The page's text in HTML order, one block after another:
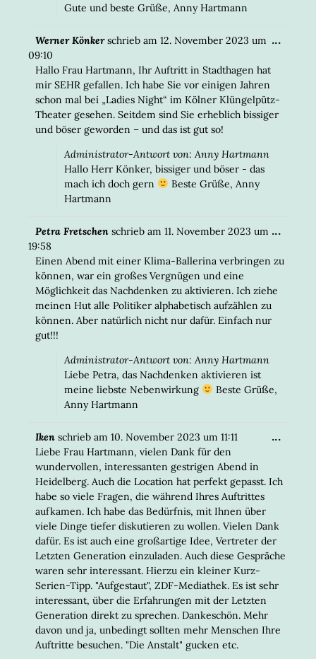
Gute und beste Grüße, Anny Hartmann
Werner Könkerschrieb am 12. November 2023 um
09:10
Hallo Frau Hartmann, Ihr Auftritt in Stadthagen hat
mir SEHR gefallen. Ich habe Sie vor einigen Jahren
schon mal bei „Ladies Night“ im Kölner Klüngelpütz-
Theater gesehen. Seitdem sind Sie erheblich bissiger
und böser geworden – und das ist gut so!
Administrator-Antwort von: Anny Hartmann
Hallo Herr Könker, bissiger und böser - das
mach ich doch gern
Beste Grüße, Anny
Hartmann
...DIESE
Petra Fretschen schrieb am 11. November 2023 um
19:58
Einen Abend mit einer Klima-Ballerina verbringen zu
können, war ein großes Vergnügen und eine
Möglichkeit das Nachdenken zu aktivieren. Ich ziehe
meinen Hut alle Politiker alphabetisch aufzählen zu
können. Aber natürlich nicht nur dafür. Einfach nur
gut!!!
Administrator-Antwort von: Anny Hartmann
Liebe Petra, das Nachdenken aktivieren ist
meine liebste Nebenwirkung
Beste Grüße,
Anny Hartmann
...DIESE
EIN-/
Iken schrieb am 10. November 2023 um 11:11
Liebe Frau Hartmann, vielen Dank für den
wundervollen, interessanten gestrigen Abend in
Heidelberg. Auch die Location hat perfekt gepasst. Ich
habe so viele Fragen, die während Ihres Auftrittes
aufkamen. Ich habe das Bedürfnis, mit Ihnen über
viele Dinge tiefer diskutieren zu wollen. Vielen Dank
dafür. Es ist auch eine großartige Idee, Vertreter der
Letzten Generation einzuladen. Auch diese Gespräche
waren sehr interessant. Hierzu ein kleiner Kurz-
Serien-Tipp. "Aufgestaut", ZDF-Mediathek. Es ist sehr
interessant, über die Erfahrungen mit der Letzten
Generation direkt zu sprechen. Dankeschön. Mehr
davon und ja, unbedingt sollten mehr Menschen Ihre
Auftritte besuchen. "Die Anstalt" gucken etc.
...DIESE